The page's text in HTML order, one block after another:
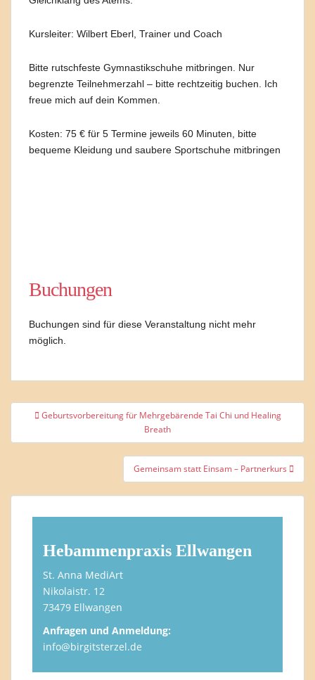
Kursleiter: Wilbert Eberl, Trainer und Coach
Bitte rutschfeste Gymnastikschuhe mitbringen. Nur
begrenzte Teilnehmerzahl – bitte rechtzeitig buchen. Ich
freue mich auf dein Kommen.
Kosten: 75 € für 5 Termine jeweils 60 Minuten, bitte
bequeme Kleidung und saubere Sportschuhe mitbringen
Buchungen
Buchungen sind für diese Veranstaltung nicht mehr
möglich.
Beitragsnavigation
Geburtsvorbereitung für Mehrgebärende Tai Chi und Healing
Breath
Gemeinsam statt Einsam – Partnerkurs
Hebammenpraxis Ellwangen
St. Anna MediArt
Nikolaistr. 12
73479 Ellwangen
Anfragen und Anmeldung:
info@birgitsterzel.de